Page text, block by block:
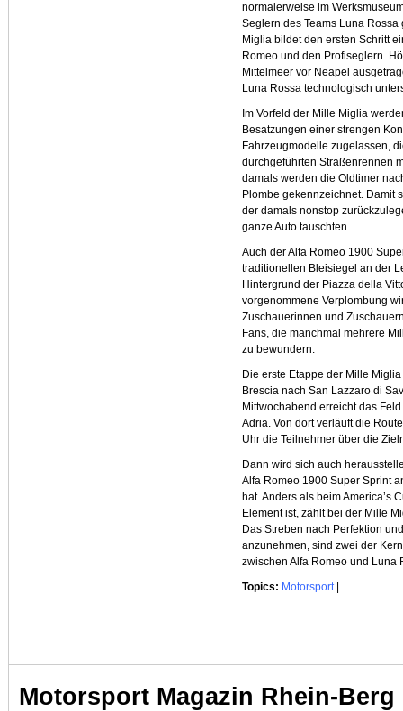
normalerweise im
Seglern des Teams Luna
Miglia bildet den ersten Schritt
Romeo und den Profiseglern.
Mittelmeer vor Neapel
Luna Rossa technologisch
Im Vorfeld der Mille Miglia
Besatzungen einer strengen
Fahrzeugmodelle zugelassen,
durchgeführten Straßenrennen
damals werden die Oldtimer
Plombe gekennzeichnet. Damit
der damals nonstop
ganze Auto tauschten.
Auch der Alfa Romeo 1900
traditionellen Bleisiegel an der
Hintergrund der Piazza della
vorgenommene Verplombung
Zuschauerinnen und
Fans, die manchmal mehrere
zu bewundern.
Die erste Etappe der Mille
Brescia nach San Lazzaro di
Mittwochabend erreicht das
Adria. Von dort verläuft die
Uhr die Teilnehmer über die
Dann wird sich auch
Alfa Romeo 1900 Super Sprint
hat. Anders als beim America’s
Element ist, zählt bei der Mille
Das Streben nach Perfektion
anzunehmen, sind zwei der
zwischen Alfa Romeo und Luna
Topics: Motorsport|
Motorsport Magazin Rhein-Berg